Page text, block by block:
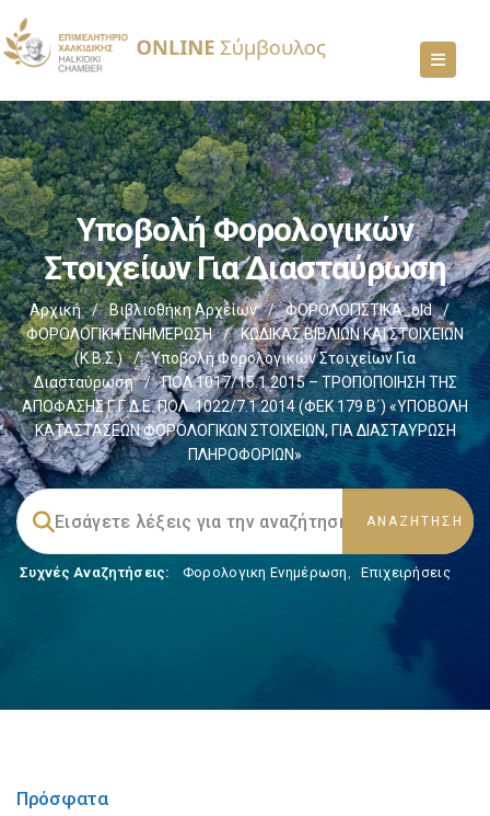
Υποβολή Φορολογικών
Στοιχείων Για Διασταύρωση
Αρχική / Βιβλιοθήκη Αρχείων / ΦΟΡΟΛΟΓΙΣΤΙΚΑ_old
/
ΦΟΡΟΛΟΓΙΚΗ ΕΝΗΜΕΡΩΣΗ
/
ΚΩΔΙΚΑΣ ΒΙΒΛΙΩΝ ΚΑΙ ΣΤΟΙΧΕΙΩΝ
(Κ.Β.Σ.)
/
Υποβολή Φορολογικών Στοιχείων Για
Διασταύρωση
/
ΠΟΛ.1017/15.1.2015 – ΤΡΟΠΟΠΟΙΗΣΗ ΤΗΣ
ΑΠΟΦΑΣΗΣ Γ.Γ.Δ.Ε. ΠΟΛ. 1022/7.1.2014 (ΦΕΚ 179 Β΄) «ΥΠΟΒΟΛΗ
ΚΑΤΑΣΤΑΣΕΩΝ ΦΟΡΟΛΟΓΙΚΩΝ ΣΤΟΙΧΕΙΩΝ, ΓΙΑ ΔΙΑΣΤΑΥΡΩΣΗ
ΠΛΗΡΟΦΟΡΙΩΝ»
Συχνές Αναζητήσεις: Φορολογικη Ενημέρωση, Επιχειρήσεις
Πρόσφατα